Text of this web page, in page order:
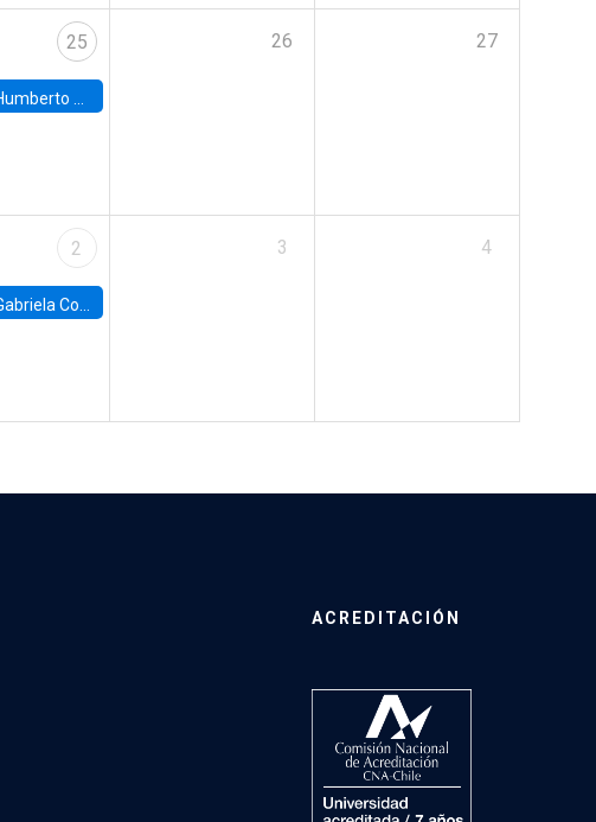
25
Martinez, Universidad de Chile
26 27
2
Contreras, Banco Central de Chile y UC
3 4
ACREDITACIÓN